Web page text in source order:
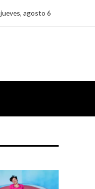
jueves, agosto 6